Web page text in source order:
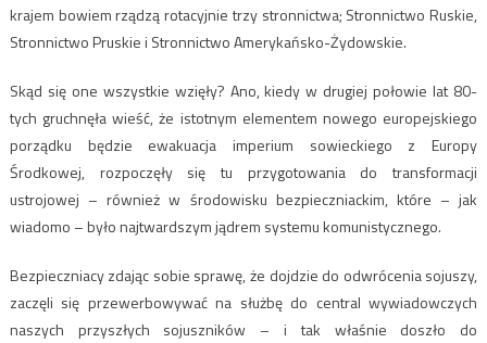
krajem bowiem rządzą rotacyjnie trzy stronnictwa; Stronnictwo Ruskie,
Stronnictwo Pruskie i Stronnictwo Amerykańsko-Żydowskie.
Skąd się one wszystkie wzięły? Ano, kiedy w drugiej połowie lat 80-
tych gruchnęła wieść, że istotnym elementem nowego europejskiego
porządku będzie ewakuacja imperium sowieckiego z Europy
Środkowej, rozpoczęły się tu przygotowania do transformacji
ustrojowej – również w środowisku bezpieczniackim, które – jak
wiadomo – było najtwardszym jądrem systemu komunistycznego.
Bezpieczniacy zdając sobie sprawę, że dojdzie do odwrócenia sojuszy,
zaczęli się przewerbowywać na służbę do central wywiadowczych
naszych przyszłych sojuszników – i tak właśnie doszło do